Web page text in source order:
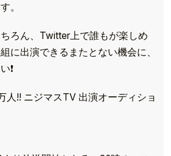
。
ろん、Twitter上で誰もが楽しめ
に出演できるまたとない機会に、
❗
人!! ニジマスTV 出演オーディショ